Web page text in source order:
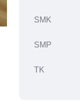
SMK
SMP
TK